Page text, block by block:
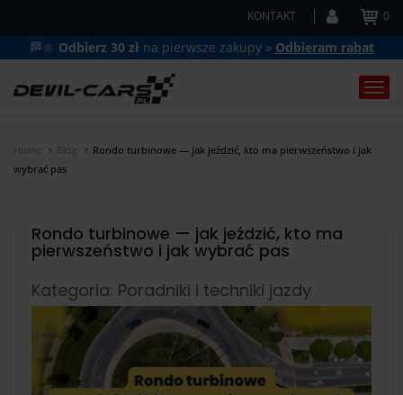
KONTAKT 0
🏁🔆 Odbierz 30 zł na pierwsze zakupy » Odbieram rabat
Home Blog
Rondo turbinowe — jak jeździć, kto ma pierwszeństwo i jak
wybrać pas
Rondo turbinowe — jak jeździć, kto ma
pierwszeństwo i jak wybrać pas
Kategoria: Poradniki i techniki jazdy